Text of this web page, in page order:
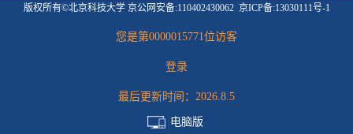
版权所有©北京科技大学 京公网安备:110402430062 京ICP备:13030111号-1
您是第0000015771位访客
登录
最后更新时间： 2026.8.5
电脑版